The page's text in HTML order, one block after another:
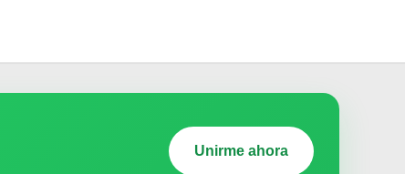
Unirme ahora